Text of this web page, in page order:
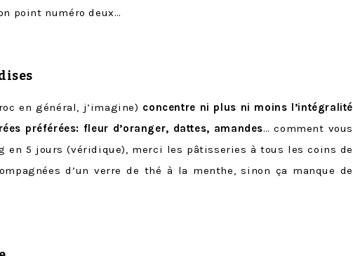
point numéro deux…
en général, j’imagine) concentre ni plus ni moins l’intégralité
préférées: fleur d’oranger, dattes, amandes… comment vous
en 5 jours (véridique), merci les pâtisseries à tous les coins de
d’un verre de thé à la menthe, sinon ça manque de